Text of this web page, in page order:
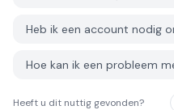
Heeft u dit nuttig gevonden?